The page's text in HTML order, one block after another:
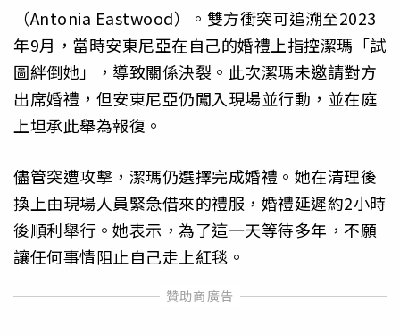
（Antonia Eastwood）。雙方衝突可追溯至2023
年9月，當時安東尼亞在自己的婚禮上指控潔瑪「試
圖絆倒她」，導致關係決裂。此次潔瑪未邀請對方
出席婚禮，但安東尼亞仍闖入現場並行動，並在庭
上坦承此舉為報復。
儘管突遭攻擊，潔瑪仍選擇完成婚禮。她在清理後
換上由現場人員緊急借來的禮服，婚禮延遲約2小時
後順利舉行。她表示，為了這一天等待多年，不願
讓任何事情阻止自己走上紅毯。